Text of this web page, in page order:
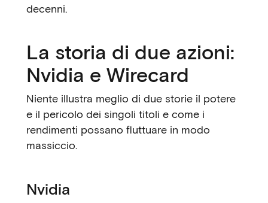
decenni.
La storia di due azioni:
Nvidia e Wirecard
Niente illustra meglio di due storie il potere
e il pericolo dei singoli titoli e come i
rendimenti possano fluttuare in modo
massiccio.
Nvidia